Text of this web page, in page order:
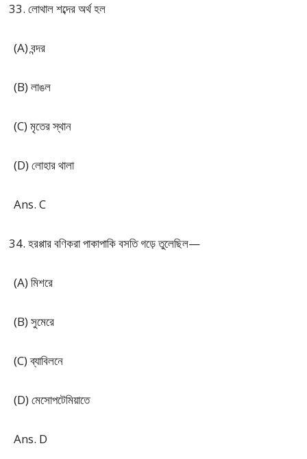
লোথাল শব্দের অর্থ হল
(A) বন্দর
(B) লাঙল
(C) মৃতের স্থান
(D) লোহার থালা
Ans. C
হরপ্পার বণিকরা পাকাপাকি বসতি গড়ে তুলেছিল—
(A) মিশরে
(B) সুমেরে
(C) ব্যাবিলনে
(D) মেসোপটেমিয়াতে
Ans. D